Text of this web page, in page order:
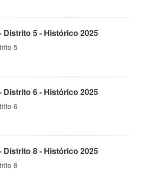
Distrito 5 - Histórico 2025
5
Distrito 6 - Histórico 2025
6
Distrito 8 - Histórico 2025
8